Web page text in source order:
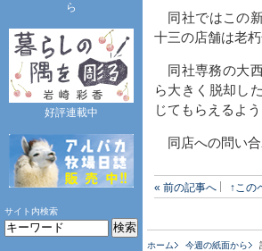
同社ではこの
十三の店舗は老
同社専務の大
ら大きく脱却し
じてもらえるよ
同店への問い
« 前の記事へ ↑この
ホーム 今週の紙面から
ら
好評連載中
サイト内検索